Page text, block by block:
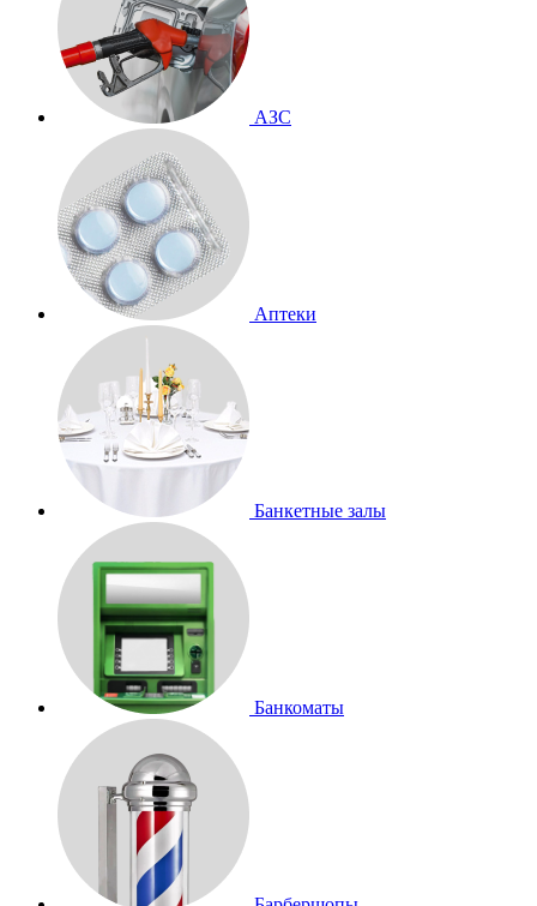
АЗС
Аптеки
Банкетные залы
Банкоматы